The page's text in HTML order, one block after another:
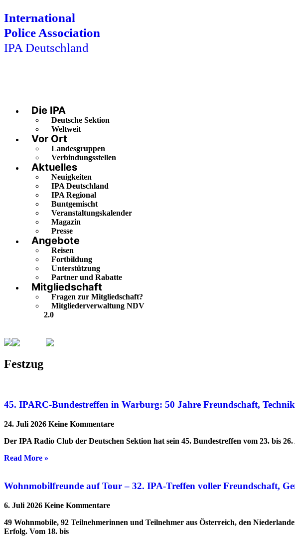
International
Police Association
IPA Deutschland
Die IPA
Deutsche Sektion
Weltweit
Vor Ort
Landesgruppen
Verbindungsstellen
Aktuelles
Neuigkeiten
IPA Deutschland
IPA Regional
Buntgemischt
Veranstaltungskalender
Magazin
Presse
Angebote
Reisen
Fortbildung
Unterstützung
Partner und Rabatte
Mitgliedschaft
Fragen zur Mitgliedschaft?
Mitgliederverwaltung NDV
2.0
Festzug
45. IPARC-Bundestreffen in Warburg: 50 Jahre Freundschaft,
24. Juli 2026 Keine Kommentare
Der IPA Radio Club der Deutschen Sektion hat sein 45. Bundestreffen vom 23. bis
Read More »
Wohnmobilfreunde auf Tour – 32. IPA-Treffen voller Freundschaft,
6. Juli 2026 Keine Kommentare
49 Wohnmobile, 92 Teilnehmerinnen und Teilnehmer aus Österreich, den
Erfolg. Vom 18. bis